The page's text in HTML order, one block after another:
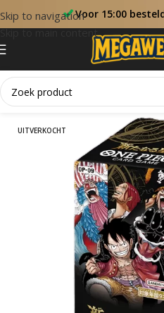
Skip to navigation
Skip to main content
Voor 15:00
Home One Piece Booster
UITVERKOCHT